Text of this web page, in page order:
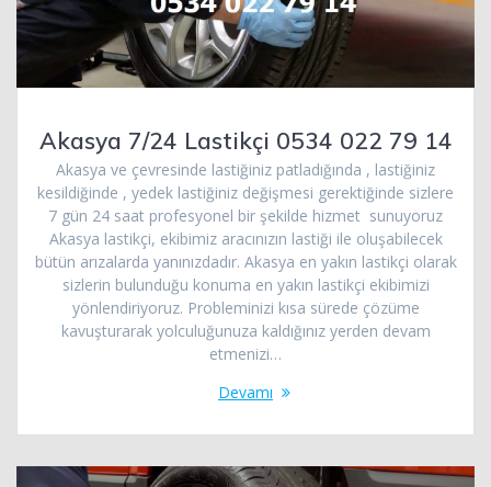
Akasya 7/24 Lastikçi 0534 022 79 14
Akasya ve çevresinde lastiğiniz patladığında , lastiğiniz
kesildiğinde , yedek lastiğiniz değişmesi gerektiğinde sizlere
7 gün 24 saat profesyonel bir şekilde hizmet sunuyoruz
Akasya lastikçi, ekibimiz aracınızın lastiği ile oluşabilecek
bütün arızalarda yanınızdadır. Akasya en yakın lastikçi olarak
sizlerin bulunduğu konuma en yakın lastikçi ekibimizi
yönlendiriyoruz. Probleminizi kısa sürede çözüme
kavuşturarak yolculuğunuza kaldığınız yerden devam
etmenizi…
Devamı